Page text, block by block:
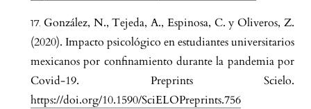
González, N., Tejeda, A., Espinosa, C. y Oliveros, Z.
(2020). Impacto psicológico en estudiantes universitarios
mexicanos por confinamiento durante la pandemia por
Covid-19. Preprints Scielo.
https://doi.org/10.1590/SciELOPreprints.756